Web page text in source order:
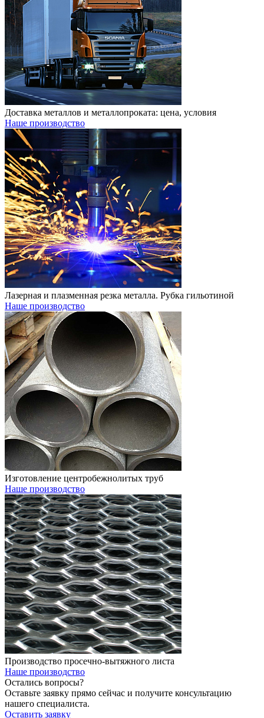
Доставка металлов и металлопроката: цена, условия
Наше производство
Лазерная и плазменная резка металла. Рубка гильотиной
Наше производство
Изготовление центробежнолитых труб
Наше производство
Производство просечно-вытяжного листа
Наше производство
Остались вопросы?
Оставьте заявку прямо сейчас и получите консультацию
нашего специалиста.
Оставить заявку